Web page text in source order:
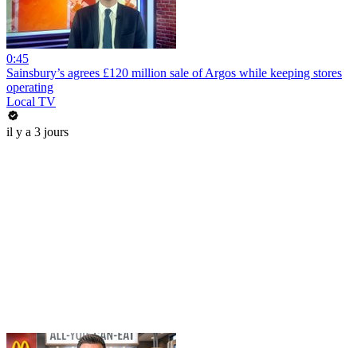
0:45
Sainsbury’s agrees £120 million sale of Argos while keeping stores
operating
Local TV
il y a 3 jours